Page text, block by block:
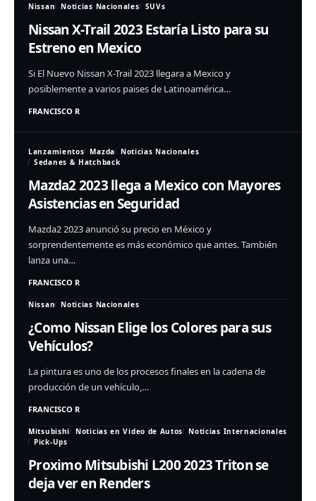
Nissan Noticias Nacionales SUVs
Nissan X-Trail 2023 Estaría Listo para su
Estreno en Mexico
Si El Nuevo Nissan X-Trail 2023 llegara a Mexico y
posiblemente a varios paises de Latinoamérica…
FRANCISCO R
Lanzamientos Mazda
Noticias Nacionales
Sedanes & Hatchback
Mazda2 2023 llega a Mexico con Mayores
Asistencias en Seguridad
Mazda2 2023 anunció su precio en México y
sorprendentemente es más económico que antes. También
lanza una…
FRANCISCO R
Nissan Noticias Nacionales
¿Como Nissan Elige los Colores para sus
Vehículos?
La pintura es uno de los procesos finales en la cadena de
producción de un vehículo,…
FRANCISCO R
Mitsubishi Noticias en Video de Autos
Noticias Internacionales
Pick-Ups
Proximo Mitsubishi L200 2023 Triton se
deja ver en Renders